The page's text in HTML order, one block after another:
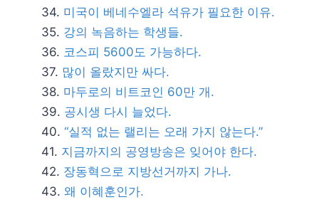
미국이 베네수엘라 석유가 필요한 이유.
강의 녹음하는 학생들.
코스피 5600도 가능하다.
많이 올랐지만 싸다.
마두로의 비트코인 60만 개.
공시생 다시 늘었다.
“실적 없는 랠리는 오래 가지 않는다.”
지금까지의 공영방송은 잊어야 한다.
장동혁으로 지방선거까지 가나.
왜 이혜훈인가.